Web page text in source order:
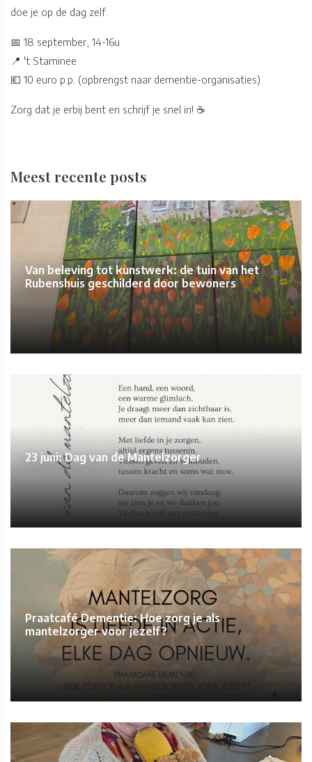
doe je op de dag zelf.
📅 18 september, 14-16u
📍 't Staminee
💶 10 euro p.p. (opbrengst naar dementie-organisaties)
Zorg dat je erbij bent en schrijf je snel in! ☕
Meest recente posts
Van beleving tot kunstwerk: de tuin van het
Rubenshuis geschilderd door bewoners
23 juni: Dag van de Mantelzorger
Praatcafé Dementie: Hoe zorg je als
mantelzorger voor jezelf?